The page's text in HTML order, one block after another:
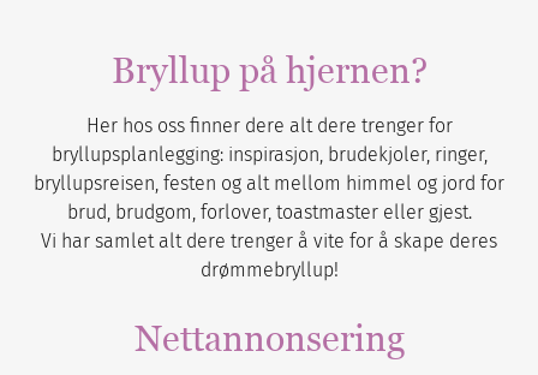
Bryllup på hjernen?
Her hos oss finner dere alt dere trenger for
bryllupsplanlegging: inspirasjon, brudekjoler, ringer,
bryllupsreisen, festen og alt mellom himmel og jord for
brud, brudgom, forlover, toastmaster eller gjest.
Vi har samlet alt dere trenger å vite for å skape deres
drømmebryllup!
Nettannonsering